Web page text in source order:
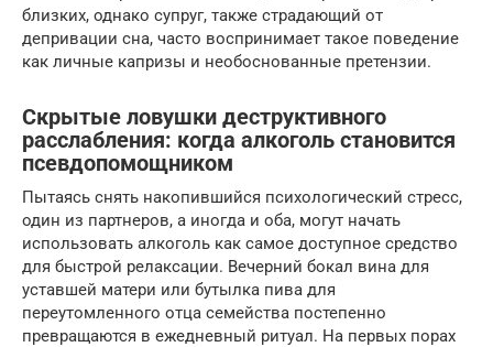
близких, однако супруг, также страдающий от
депривации сна, часто воспринимает такое поведение
как личные капризы и необоснованные претензии.
Скрытые ловушки деструктивного
расслабления: когда алкоголь становится
псевдопомощником
Пытаясь снять накопившийся психологический стресс,
один из партнеров, а иногда и оба, могут начать
использовать алкоголь как самое доступное средство
для быстрой релаксации. Вечерний бокал вина для
уставшей матери или бутылка пива для
переутомленного отца семейства постепенно
превращаются в ежедневный ритуал. На первых порах